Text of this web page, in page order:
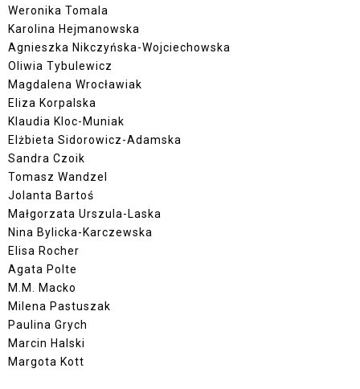
Weronika Tomala
Karolina Hejmanowska
Agnieszka Nikczyńska-Wojciechowska
Oliwia Tybulewicz
Magdalena Wrocławiak
Eliza Korpalska
Klaudia Kloc-Muniak
Elżbieta Sidorowicz-Adamska
Sandra Czoik
Tomasz Wandzel
Jolanta Bartoś
Małgorzata Urszula-Laska
Nina Bylicka-Karczewska
Elisa Rocher
Agata Polte
M.M. Macko
Milena Pastuszak
Paulina Grych
Marcin Halski
Margota Kott